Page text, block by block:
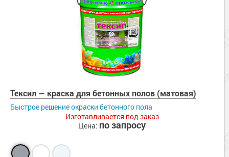
Тексил — краска для бетонных полов (матовая)
Быстрое решение окраски бетонного пола
Изготавливается под заказ
Цена: по запросу